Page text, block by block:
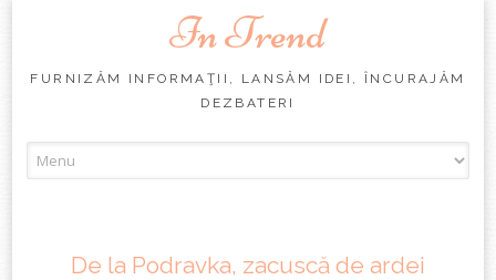
In Trend
FURNIZĂM INFORMAŢII, LANSĂM IDEI, ÎNCURAJĂM
DEZBATERI
to
De la Podravka, zacuscă de ardei